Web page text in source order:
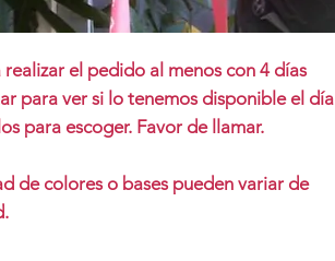
el pedido al menos con 4 días
para ver si lo tenemos disponible el día
para escoger. Favor de llamar.
de colores o bases pueden variar de